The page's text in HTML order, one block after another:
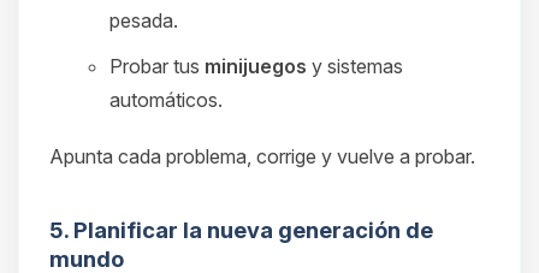
pesada.
Probar tus minijuegos y sistemas
automáticos.
Apunta cada problema, corrige y vuelve a probar.
5. Planificar la nueva generación de
mundo